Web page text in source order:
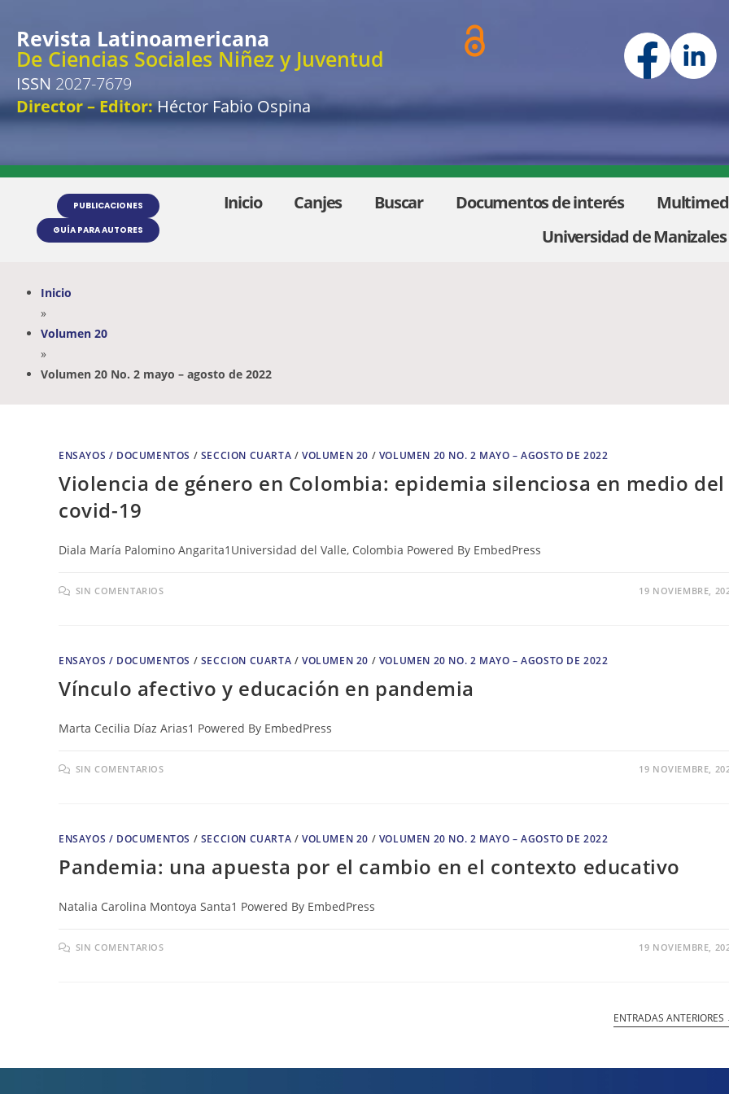
Revista Latinoamericana
De Ciencias Sociales Niñez y Juventud
ISSN 2027-7679
Director – Editor:Héctor Fabio Ospina
PUBLICACIONES
GUÍA PARA AUTORES
Inicio Canjes Buscar Documentos de interés
Universidad de Manizales
Inicio
»
Volumen 20
»
Volumen 20 No. 2 mayo – agosto de 2022
ENSAYOS / DOCUMENTOS / SECCION CUARTA /VOLUMEN 20 / VOLUMEN 20 NO. 2 MAYO – AGOSTO DE 2022
Violencia de género en Colombia: epidemia silenciosa en medio del
covid-19
Diala María Palomino Angarita1Universidad del Valle, Colombia Powered By EmbedPress
SIN COMENTARIOS 19 NOVIEMBRE,
ENSAYOS / DOCUMENTOS / SECCION CUARTA /VOLUMEN 20 / VOLUMEN 20 NO. 2 MAYO – AGOSTO DE 2022
Vínculo afectivo y educación en pandemia
Marta Cecilia Díaz Arias1 Powered By EmbedPress
SIN COMENTARIOS 19 NOVIEMBRE,
ENSAYOS / DOCUMENTOS / SECCION CUARTA /VOLUMEN 20 / VOLUMEN 20 NO. 2 MAYO – AGOSTO DE 2022
Pandemia: una apuesta por el cambio en el contexto educativo
Natalia Carolina Montoya Santa1 Powered By EmbedPress
SIN COMENTARIOS 19 NOVIEMBRE,
ENTRADAS ANTERIORES